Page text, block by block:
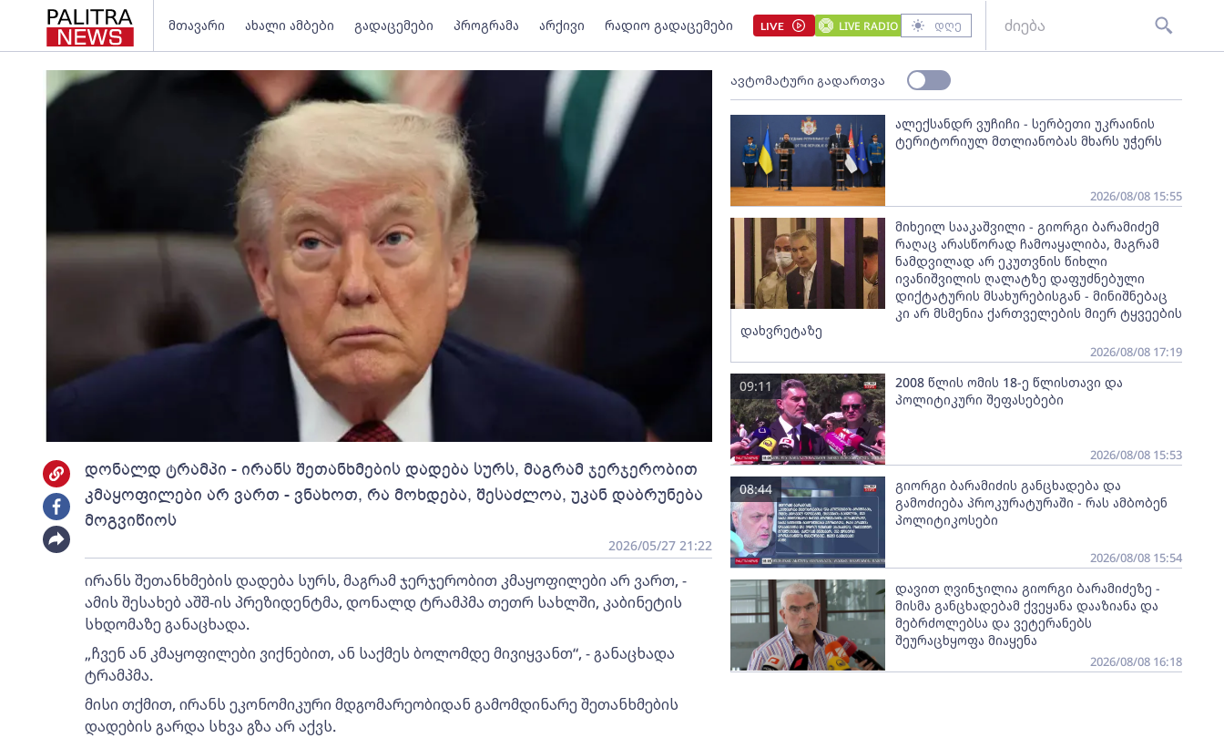
მთავარი ახალი ამბები გადაცემები პროგრამა არქივი რადიო გადაცემები LIVE LIVE RADIO დღე
დონალდ ტრამპი - ირანს შეთანხმების დადება სურს, მაგრამ ჯერჯერობით
კმაყოფილები არ ვართ - ვნახოთ, რა მოხდება, შესაძლოა, უკან დაბრუნება
მოგვიწიოს
2026/05/27 21:22
ირანს შეთანხმების დადება სურს, მაგრამ ჯერჯერობით კმაყოფილები არ ვართ, -
ამის შესახებ აშშ-ის პრეზიდენტმა, დონალდ ტრამპმა თეთრ სახლში, კაბინეტის
სხდომაზე განაცხადა.
„ჩვენ ან კმაყოფილები ვიქნებით, ან საქმეს ბოლომდე მივიყვანთ“, - განაცხადა
ტრამპმა.
მისი თქმით, ირანს ეკონომიკური მდგომარეობიდან გამომდინარე შეთანხმების
დადების გარდა სხვა გზა არ აქვს.
ავტომატური გადართვა
ალექსანდრ ვუჩიჩი - სერბეთი უკრაინის
ტერიტორიულ მთლიანობას მხარს უჭერს
2026/08/08 15:55
მიხეილ სააკაშვილი - გიორგი ბარამიძემ
რაღაც არასწორად ჩამოაყალიბა, მაგრამ
ნამდვილად არ ეკუთვნის წიხლი
ივანიშვილის ღალატზე დაფუძნებული
დიქტატურის მსახურებისგან - მინიშნებაც
კი არ მსმენია ქართველების მიერ ტყვეების
დახვრეტაზე
2026/08/08 17:19
2008 წლის ომის 18-ე წლისთავი და
პოლიტიკური შეფასებები
09:11
2026/08/08 15:53
გიორგი ბარამიძის განცხადება და
გამოძიება პროკურატურაში - რას ამბობენ
პოლიტიკოსები
08:44
2026/08/08 15:54
დავით ღვინჯილია გიორგი ბარამიძეზე -
მისმა განცხადებამ ქვეყანა დააზიანა და
მებრძოლებსა და ვეტერანებს
შეურაცხყოფა მიაყენა
2026/08/08 16:18